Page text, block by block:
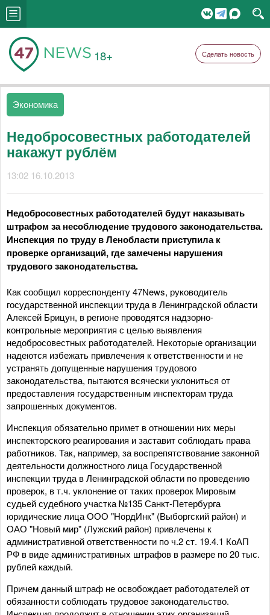
18+ Сделать новость
Экономика
Недобросовестных работодателей
накажут рублём
13:02 16.10.2013
Недобросовестных работодателей будут наказывать
штрафом за несоблюдение трудового законодательства.
Инспекция по труду в Ленобласти приступила к
проверке организаций, где замечены нарушения
трудового законодательства.
Как сообщил корреспонденту 47News, руководитель
государственной инспекции труда в Ленинградской области
Алексей Брицун, в регионе проводятся надзорно-
контрольные мероприятия с целью выявления
недобросовестных работодателей. Некоторые организации
надеются избежать привлечения к ответственности и не
устранять допущенные нарушения трудового
законодательства, пытаются всячески уклониться от
предоставления государственным инспекторам труда
запрошенных документов.
Инспекция обязательно примет в отношении них меры
инспекторского реагирования и заставит соблюдать права
работников. Так, например, за воспрепятствование законной
деятельности должностного лица Государственной
инспекции труда в Ленинградской области по проведению
проверок, в т.ч. уклонение от таких проверок Мировым
судьей судебного участка №135 Санкт-Петербурга
юридические лица ООО "НордИнк" (Выборгский район) и
ОАО "Новый мир" (Лужский район) привлечены к
административной ответственности по ч.2 ст. 19.4.1 КоАП
РФ в виде административных штрафов в размере по 20 тыс.
рублей каждый.
Причем данный штраф не освобождает работодателей от
обязанности соблюдать трудовое законодательство.